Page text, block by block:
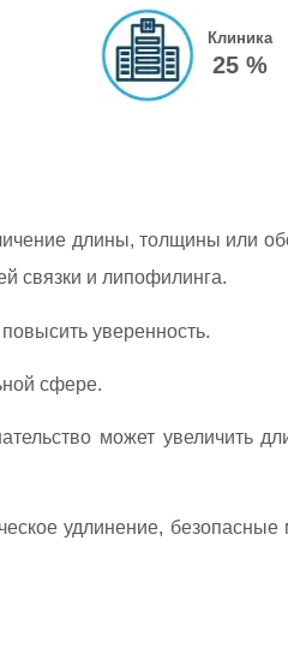
Клиника
25 %
длины, толщины или
связки и липофилинга.
уверенность.
сфере.
может увеличить
удлинение,